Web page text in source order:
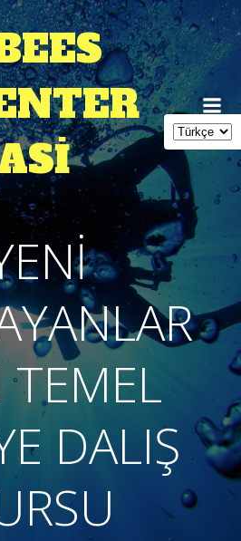
İçeriğe
geç
TEMEL
DALIŞ